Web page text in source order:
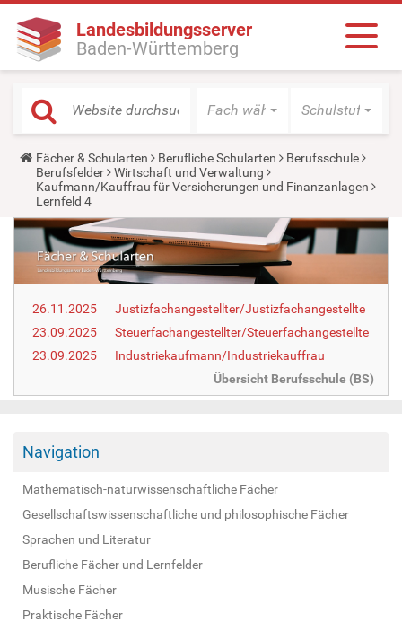
Landesbildungsserver
Baden-Württemberg
Fach wählen Schulstufe
Y
o
u
a
r
e
e
r
e
Fächer & Schularten Berufliche Schularten
Berufsschule
Berufsfelder
Wirtschaft und Verwaltung
Kaufmann/Kauffrau für Versicherungen und Finanzanlagen
Lernfeld 4
26.11.2025
Justizfachangestellter/Justizfachangestellte
23.09.2025
Steuerfachangestellter/Steuerfachangestellte
23.09.2025
Industriekaufmann/Industriekauffrau
Übersicht Berufsschule (BS)
Navigation
Mathematisch-naturwissenschaftliche Fächer
Gesellschaftswissenschaftliche und philosophische Fächer
Sprachen und Literatur
Berufliche Fächer und Lernfelder
Musische Fächer
Praktische Fächer